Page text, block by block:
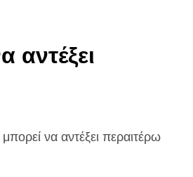
αντέξει
να αντέξει περαιτέρω